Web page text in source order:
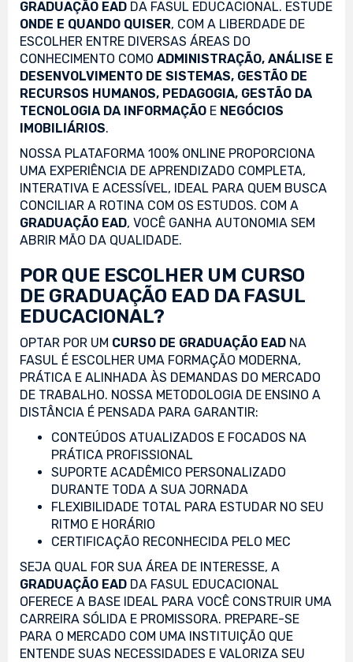
GRADUAÇÃO EAD DA FASUL EDUCACIONAL. ESTUDE
ONDE E QUANDO QUISER, COM A LIBERDADE DE
ESCOLHER ENTRE DIVERSAS ÁREAS DO
CONHECIMENTO COMO ADMINISTRAÇÃO, ANÁLISE E
DESENVOLVIMENTO DE SISTEMAS, GESTÃO DE
RECURSOS HUMANOS, PEDAGOGIA, GESTÃO DA
TECNOLOGIA DA INFORMAÇÃO E NEGÓCIOS
IMOBILIÁRIOS.
NOSSA PLATAFORMA 100% ONLINE PROPORCIONA
UMA EXPERIÊNCIA DE APRENDIZADO COMPLETA,
INTERATIVA E ACESSÍVEL, IDEAL PARA QUEM BUSCA
CONCILIAR A ROTINA COM OS ESTUDOS. COM A
GRADUAÇÃO EAD, VOCÊ GANHA AUTONOMIA SEM
ABRIR MÃO DA QUALIDADE.
POR QUE ESCOLHER UM CURSO
DE GRADUAÇÃO EAD DA FASUL
EDUCACIONAL?
OPTAR POR UM CURSO DE GRADUAÇÃO EAD NA
FASUL É ESCOLHER UMA FORMAÇÃO MODERNA,
PRÁTICA E ALINHADA ÀS DEMANDAS DO MERCADO
DE TRABALHO. NOSSA METODOLOGIA DE ENSINO A
DISTÂNCIA É PENSADA PARA GARANTIR:
CONTEÚDOS ATUALIZADOS E FOCADOS NA
PRÁTICA PROFISSIONAL
SUPORTE ACADÊMICO PERSONALIZADO
DURANTE TODA A SUA JORNADA
FLEXIBILIDADE TOTAL PARA ESTUDAR NO SEU
RITMO E HORÁRIO
CERTIFICAÇÃO RECONHECIDA PELO MEC
SEJA QUAL FOR SUA ÁREA DE INTERESSE, A
GRADUAÇÃO EAD DA FASUL EDUCACIONAL
OFERECE A BASE IDEAL PARA VOCÊ CONSTRUIR UMA
CARREIRA SÓLIDA E PROMISSORA. PREPARE-SE
PARA O MERCADO COM UMA INSTITUIÇÃO QUE
ENTENDE SUAS NECESSIDADES E VALORIZA SEU